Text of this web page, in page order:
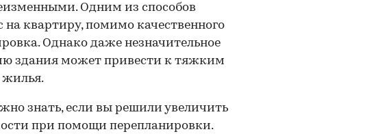
Одним из способов
на квартиру, помимо качественного
Однако даже незначительное
здания может привести к тяжким
жилья.
знать, если вы решили увеличить
при помощи перепланировки.